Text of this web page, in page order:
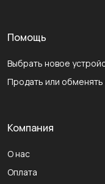
Помощь
Выбрать новое
Продать или
Компания
О нас
Оплата